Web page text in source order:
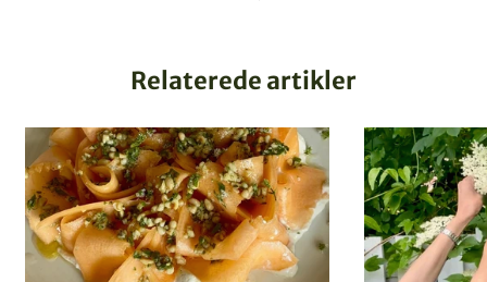
Relaterede artikler